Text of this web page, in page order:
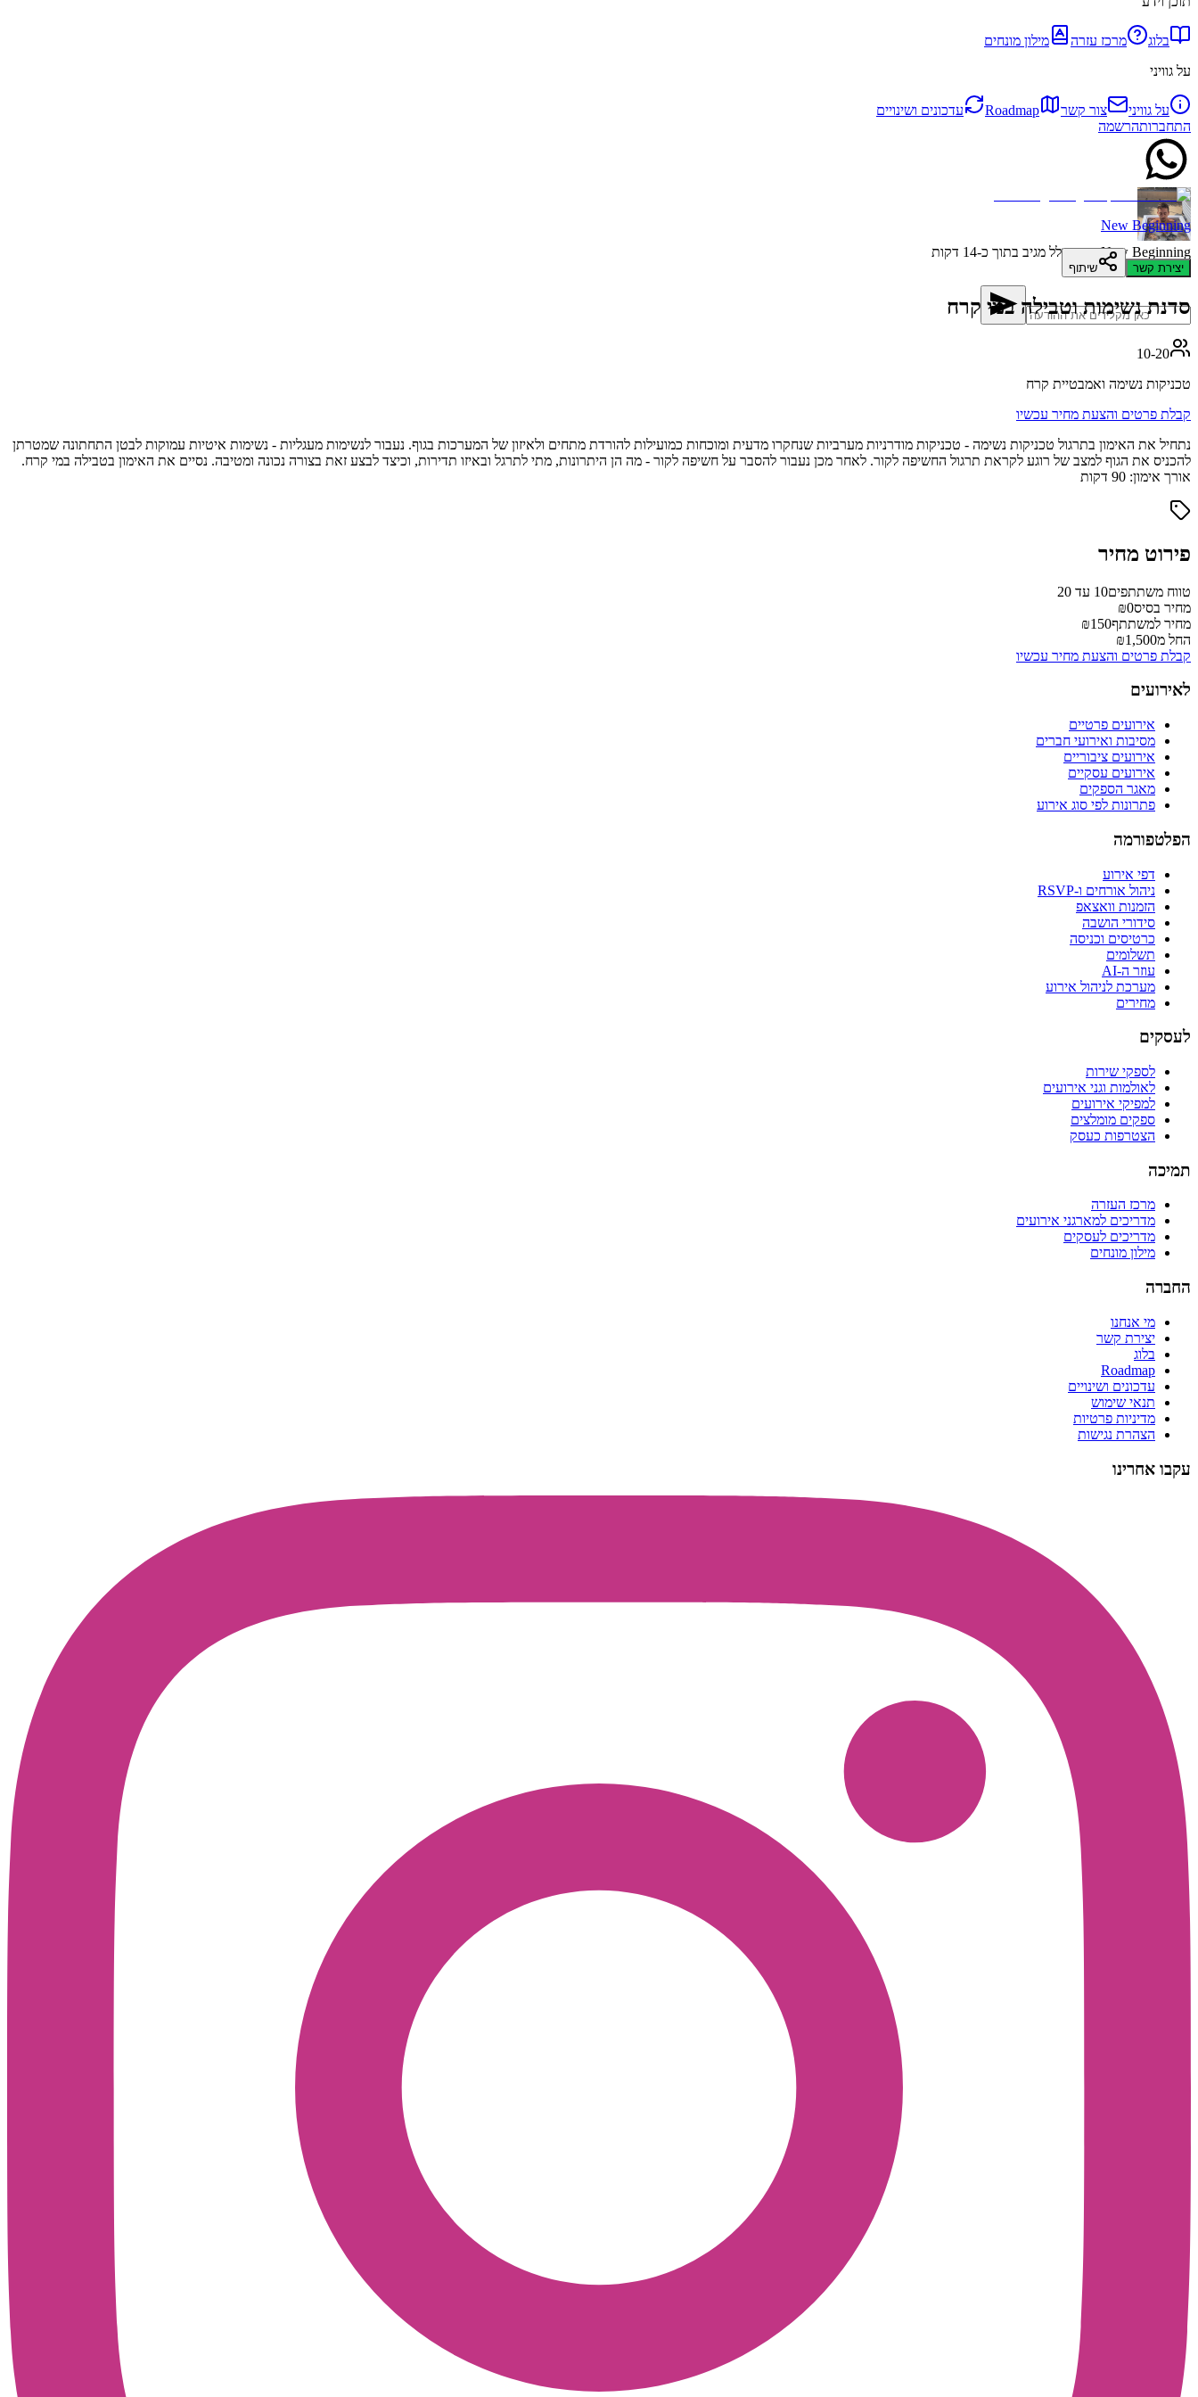
בלוג מרכז עזרה
מילון מונחים
על גוויני
על גוויני צור קשר Roadmap
עדכונים ושינויים
התחברותהרשמה
New Beginningבדרך כלל מגיב בתוך כ-14 דקות
New Beginning
יצירת קשר שיתוף
סדנת נשימות וטבילה במי קרח
10-20
טכניקות נשימה ואמבטיית קרח
קבלת פרטים והצעת מחיר עכשיו
נתחיל את האימון בתרגול טכניקות נשימה - טכניקות מודרניות מערביות שנחקרו מדעית ומוכחות כמועילות להורדת מתחים ולאיזון של המערכות בגוף. נעבור לנשימות מעגליות - נשימות איטיות עמוקות לבטן התחתונה שמטרתן
להכניס את הגוף למצב של רוגע לקראת תרגול החשיפה לקור. לאחר מכן נעבור להסבר על חשיפה לקור - מה הן היתרונות, מתי לתרגל ובאיזו תדירות, וכיצד לבצע זאת בצורה נכונה ומטיבה. נסיים את האימון בטבילה במי קרח.
אורך אימון: 90 דקות
פירוט מחיר
טווח משתתפים10 עד 20
מחיר בסיס₪0
מחיר למשתתף₪150
החל מ₪1,500
קבלת פרטים והצעת מחיר עכשיו
לאירועים
אירועים פרטיים
מסיבות ואירועי חברים
אירועים ציבוריים
אירועים עסקיים
מאגר הספקים
פתרונות לפי סוג אירוע
הפלטפורמה
דפי אירוע
ניהול אורחים ו-RSVP
הזמנות וואצאפ
סידורי הושבה
כרטיסים וכניסה
תשלומים
עוזר ה-AI
מערכת לניהול אירוע
מחירים
לעסקים
לספקי שירות
לאולמות וגני אירועים
למפיקי אירועים
ספקים מומלצים
הצטרפות כעסק
תמיכה
מרכז העזרה
מדריכים למארגני אירועים
מדריכים לעסקים
מילון מונחים
החברה
מי אנחנו
יצירת קשר
בלוג
Roadmap
עדכונים ושינויים
תנאי שימוש
מדיניות פרטיות
הצהרת נגישות
עקבו אחרינו